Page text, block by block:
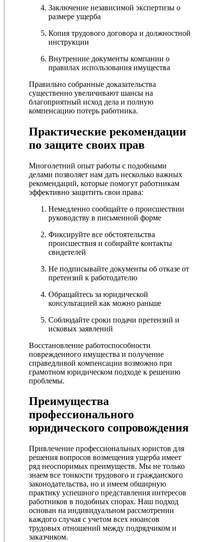
Заключение независимой экспертизы о
размере ущерба
Копия трудового договора и должностной
инструкции
Внутренние документы компании о
правилах использования имущества
Правильно собранные доказательства
существенно увеличивают шансы на
благоприятный исход дела и полную
компенсацию потерь работника.
Практические рекомендации
по защите своих прав
Многолетний опыт работы с подобными
делами позволяет нам дать несколько важных
рекомендаций, которые помогут работникам
эффективно защитить свои права:
Немедленно сообщайте о происшествии
руководству в письменной форме
Фиксируйте все обстоятельства
происшествия и собирайте контакты
свидетелей
Не подписывайте документы об отказе от
претензий к работодателю
Обращайтесь за юридической
консультацией как можно раньше
Соблюдайте сроки подачи претензий и
исковых заявлений
Восстановление работоспособности
поврежденного имущества и получение
справедливой компенсации возможно при
грамотном юридическом подходе к решению
проблемы.
Преимущества
профессионального
юридического сопровождения
Привлечение профессиональных юристов для
решения вопросов возмещения ущерба имеет
ряд неоспоримых преимуществ. Мы не только
знаем все тонкости трудового и гражданского
законодательства, но и имеем обширную
практику успешного представления интересов
работников в подобных спорах. Наш подход
основан на индивидуальном рассмотрении
каждого случая с учетом всех нюансов
трудовых отношений между подрядчиком и
заказчиком.